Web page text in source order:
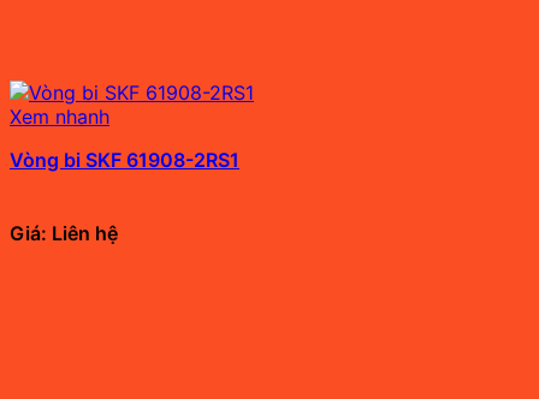
Xem nhanh
Vòng bi SKF 61908-2RS1
Giá: Liên hệ